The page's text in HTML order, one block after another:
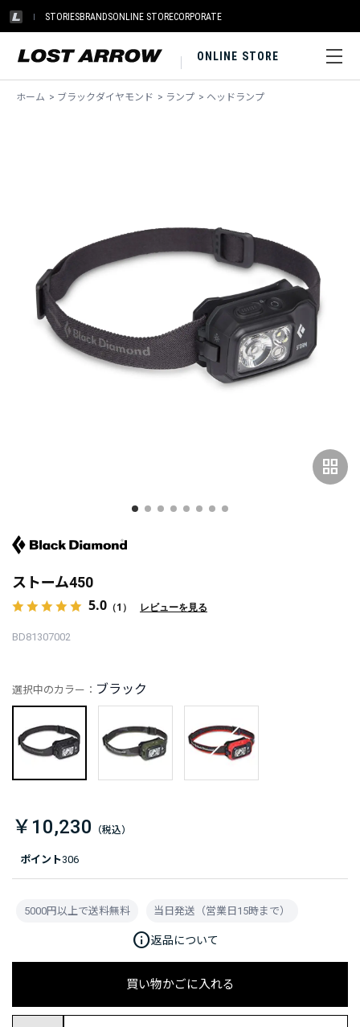
STORIESBRANDSONLINE STORECORPORATE
ONLINE STORE
ホーム > ブラックダイヤモンド > ランプ > ヘッドランプ
grid_view
ストーム450
5.0 （1） レビューを見る
BD81307002
ポイント306
選択中のカラー： ブラック
￥10,230
買い物かごに入れる
5000円以上で送料無料 当日発送（営業日15時まで）
info返品について